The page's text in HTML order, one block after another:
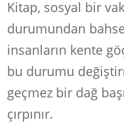
Kitap, sosyal bir
durumundan
insanların kente
bu durumu
geçmez bir dağ
çırpınır.